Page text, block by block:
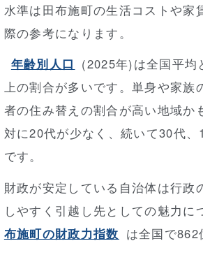
水準は田布施町の生活コストや家
際の参考になります。
年齢別人口 (2025年)は全国平均
上の割合が多いです。単身や家族
者の住み替えの割合が高い地域か
対に20代が少なく、続いて30代
です。
財政が安定している自治体は行政
しやすく引越し先としての魅力に
布施町の財政力指数 は全国で862